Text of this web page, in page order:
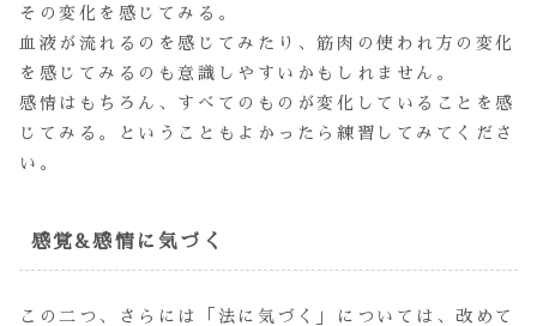
その変化を感じてみる。
血液が流れるのを感じてみたり、筋肉の使われ方の変化
を感じてみるのも意識しやすいかもしれません。
感情はもちろん、すべてのものが変化していることを感
じてみる。ということもよかったら練習してみてくださ
い。
感覚&感情に気づく
この二つ、さらには「法に気づく」については、改めて